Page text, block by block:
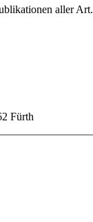
aller Art.
Fürth